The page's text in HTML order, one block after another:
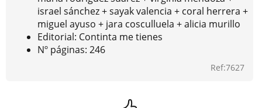
israel sánchez + sayak valencia + coral herrera +
miguel ayuso + jara cosculluela + alicia murillo
Editorial: Continta me tienes
Nº páginas: 246
Ref:7627